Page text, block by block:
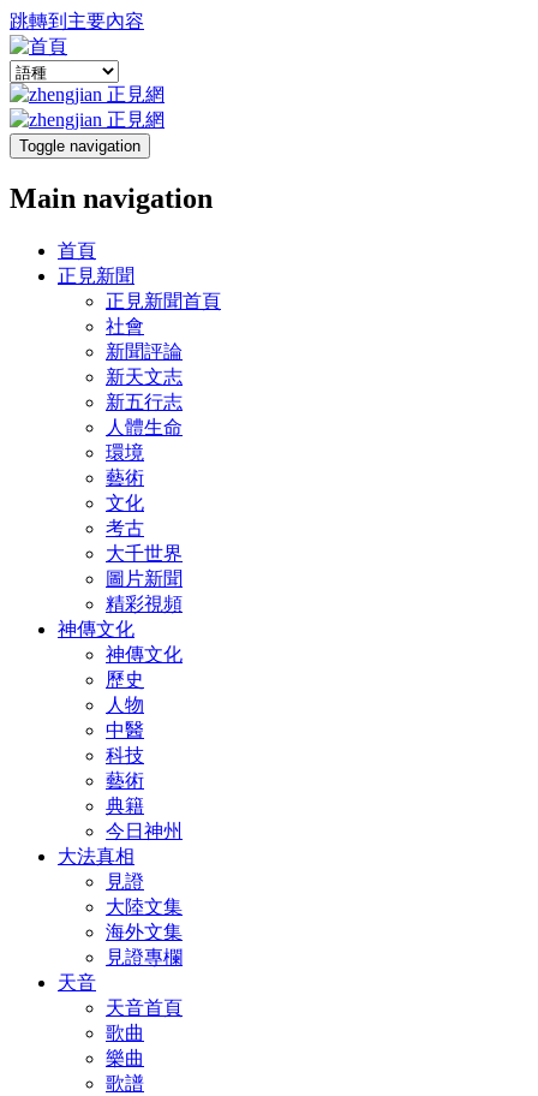
跳轉到主要內容
Toggle navigation
Main navigation
首頁
正見新聞
正見新聞首頁
社會
新聞評論
新天文志
新五行志
人體生命
環境
藝術
文化
考古
大千世界
圖片新聞
精彩視頻
神傳文化
神傳文化
歷史
人物
中醫
科技
藝術
典籍
今日神州
大法真相
見證
大陸文集
海外文集
見證專欄
天音
天音首頁
歌曲
樂曲
歌譜